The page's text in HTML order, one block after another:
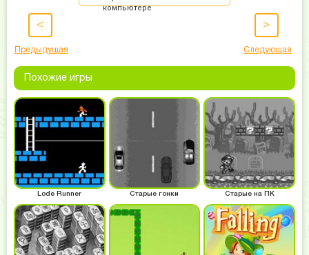
<
Предыдущая
>
Следующая
Похожие игры
Lode Runner Старые гонки Старые на ПК